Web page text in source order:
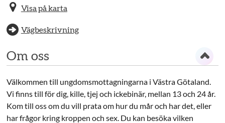
Visa på karta
Vägbeskrivning
Om oss
Välkommen till ungdomsmottagningarna i Västra Götaland.
Vi finns till för dig, kille, tjej och ickebinär, mellan 13 och 24 år.
Kom till oss om du vill prata om hur du mår och har det, eller
har frågor kring kroppen och sex. Du kan besöka vilken